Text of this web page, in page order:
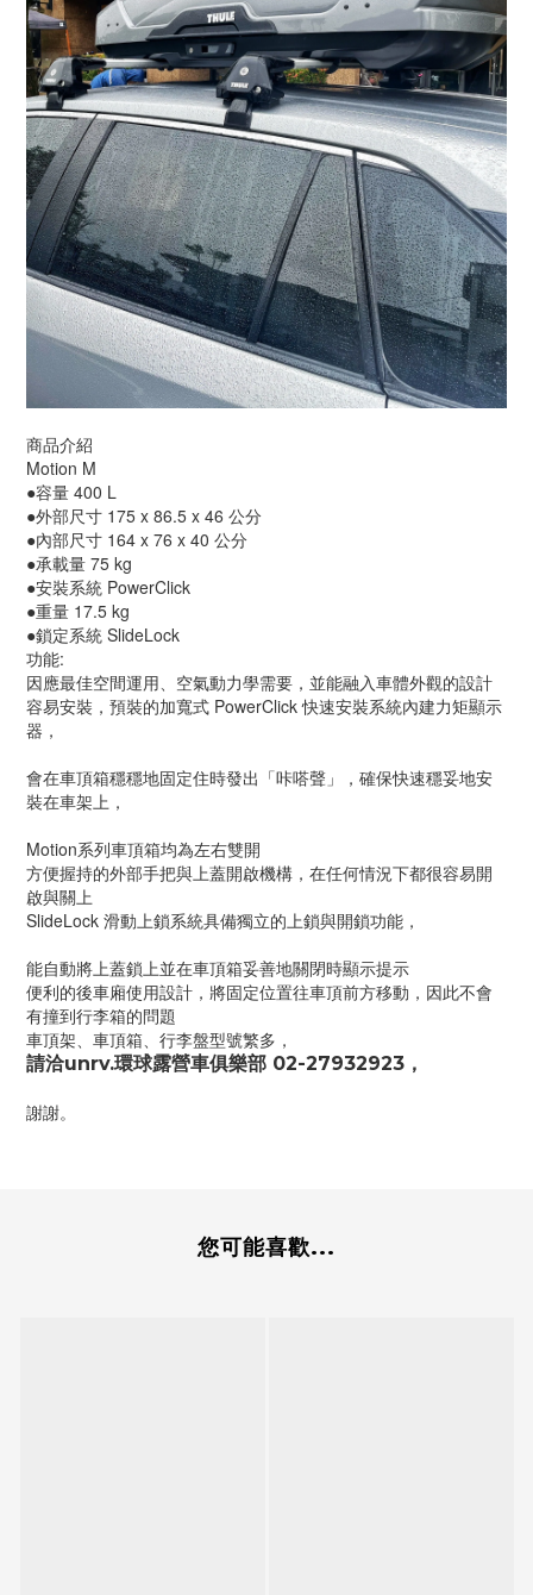
商品介紹
Motion M
●容量 400 L
●外部尺寸 175 x 86.5 x 46 公分
●內部尺寸 164 x 76 x 40 公分
●承載量 75 kg
●安裝系統 PowerClick
●重量 17.5 kg
●鎖定系統 SlideLock
功能:
因應最佳空間運用、空氣動力學需要，並能融入車體外觀的設計
容易安裝，預裝的加寬式 PowerClick 快速安裝系統內建力矩顯示
器，
會在車頂箱穩穩地固定住時發出「咔嗒聲」，確保快速穩妥地安
裝在車架上，
Motion系列車頂箱均為左右雙開
方便握持的外部手把與上蓋開啟機構，在任何情況下都很容易開
啟與關上
SlideLock 滑動上鎖系統具備獨立的上鎖與開鎖功能，
能自動將上蓋鎖上並在車頂箱妥善地關閉時顯示提示
便利的後車廂使用設計，將固定位置往車頂前方移動，因此不會
有撞到行李箱的問題
車頂架、車頂箱、行李盤型號繁多，
請洽unrv.環球露營車俱樂部 02-27932923，
謝謝。
您可能喜歡...